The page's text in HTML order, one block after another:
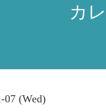
カ
07 (Wed)